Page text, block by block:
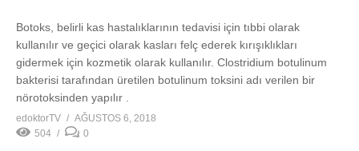
Botoks, belirli kas hastalıklarının tedavisi için tıbbi olarak
kullanılır ve geçici olarak kasları felç ederek kırışıklıkları
gidermek için kozmetik olarak kullanılır. Clostridium botulinum
bakterisi tarafından üretilen botulinum toksini adı verilen bir
nörotoksinden yapılır .
edoktorTV
AĞUSTOS 6, 2018
504
0